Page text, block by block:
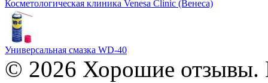
Косметологическая клиника Venesa Clinic (Венеса)
Универсальная смазка WD-40
© 2026 Хорошие отзывы.